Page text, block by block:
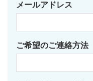
メールアドレス
ご希望のご連絡方法